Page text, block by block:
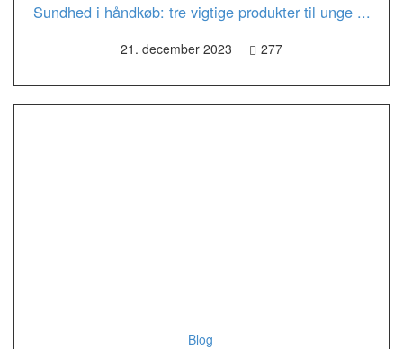
Sundhed i håndkøb: tre vigtige produkter til unge ...
21. december 2023 277
Blog